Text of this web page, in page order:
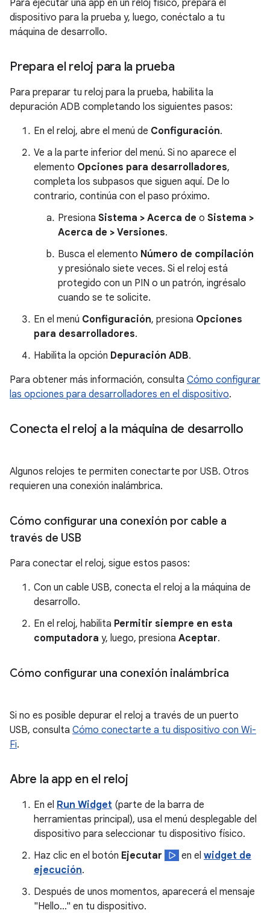
Para ejecutar una app en un reloj físico, prepara el
dispositivo para la prueba y, luego, conéctalo a tu
máquina de desarrollo.
Prepara el reloj para la prueba
Para preparar tu reloj para la prueba, habilita la
depuración ADB completando los siguientes pasos:
En el reloj, abre el menú de Configuración.
Ve a la parte inferior del menú. Si no aparece el
elemento Opciones para desarrolladores,
completa los subpasos que siguen aquí. De lo
contrario, continúa con el paso próximo.
Presiona Sistema > Acerca de o Sistema >
Acerca de > Versiones.
Busca el elemento Número de compilación
y presiónalo siete veces. Si el reloj está
protegido con un PIN o un patrón, ingrésalo
cuando se te solicite.
En el menú Configuración, presiona Opciones
para desarrolladores.
Habilita la opción Depuración ADB.
Para obtener más información, consulta Cómo configurar
las opciones para desarrolladores en el dispositivo.
Conecta el reloj a la máquina de desarrollo
Algunos relojes te permiten conectarte por USB. Otros
requieren una conexión inalámbrica.
Cómo configurar una conexión por cable a
través de USB
Para conectar el reloj, sigue estos pasos:
Con un cable USB, conecta el reloj a la máquina de
desarrollo.
En el reloj, habilita Permitir siempre en esta
computadora y, luego, presiona Aceptar.
Cómo configurar una conexión inalámbrica
Si no es posible depurar el reloj a través de un puerto
USB, consulta Cómo conectarte a tu dispositivo con Wi-
Fi.
Abre la app en el reloj
En el Run Widget (parte de la barra de
herramientas principal), usa el menú desplegable del
dispositivo para seleccionar tu dispositivo físico.
Haz clic en el botón Ejecutar en el widget de
ejecución.
Después de unos momentos, aparecerá el mensaje
"Hello…" en tu dispositivo.